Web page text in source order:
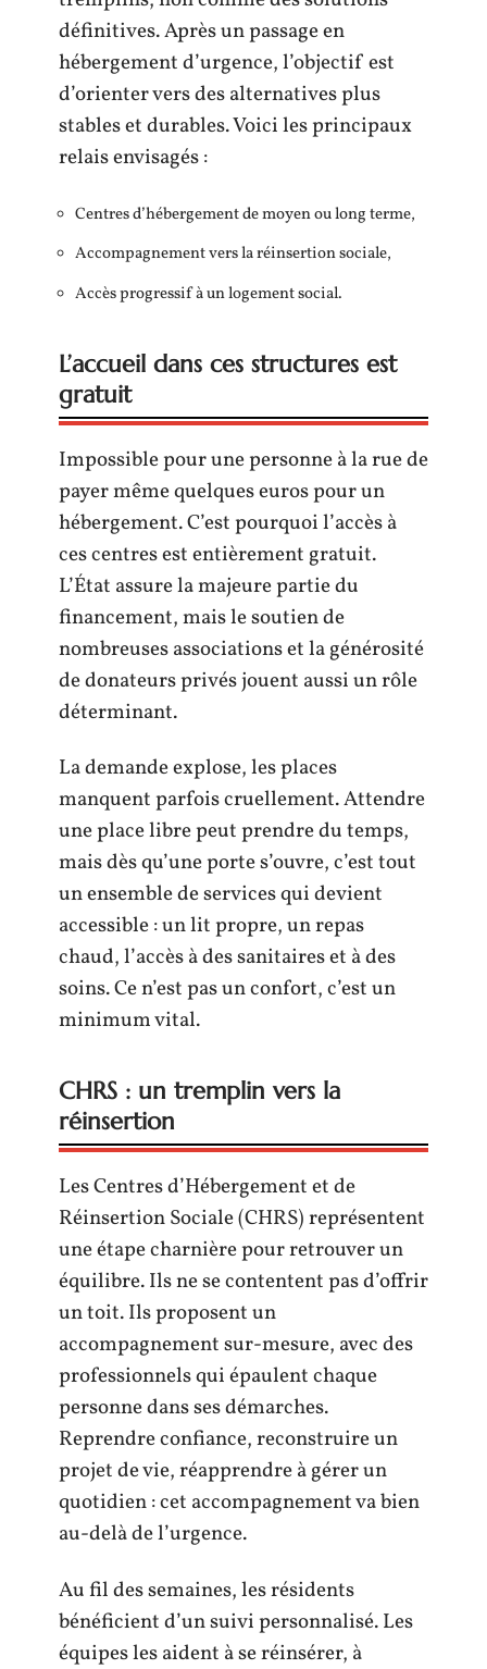
définitives. Après un passage en
hébergement d’urgence, l’objectif est
d’orienter vers des alternatives plus
stables et durables. Voici les principaux
relais envisagés :
Centres d’hébergement de moyen ou long terme,
Accompagnement vers la réinsertion sociale,
Accès progressif à un logement social.
L’accueil dans ces structures est
gratuit
Impossible pour une personne à la rue de
payer même quelques euros pour un
hébergement. C’est pourquoi l’accès à
ces centres est entièrement gratuit.
L’État assure la majeure partie du
financement, mais le soutien de
nombreuses associations et la générosité
de donateurs privés jouent aussi un rôle
déterminant.
La demande explose, les places
manquent parfois cruellement. Attendre
une place libre peut prendre du temps,
mais dès qu’une porte s’ouvre, c’est tout
un ensemble de services qui devient
accessible : un lit propre, un repas
chaud, l’accès à des sanitaires et à des
soins. Ce n’est pas un confort, c’est un
minimum vital.
CHRS : un tremplin vers la
réinsertion
Les Centres d’Hébergement et de
Réinsertion Sociale (CHRS) représentent
une étape charnière pour retrouver un
équilibre. Ils ne se contentent pas d’offrir
un toit. Ils proposent un
accompagnement sur-mesure, avec des
professionnels qui épaulent chaque
personne dans ses démarches.
Reprendre confiance, reconstruire un
projet de vie, réapprendre à gérer un
quotidien : cet accompagnement va bien
au-delà de l’urgence.
Au fil des semaines, les résidents
bénéficient d’un suivi personnalisé. Les
équipes les aident à se réinsérer, à